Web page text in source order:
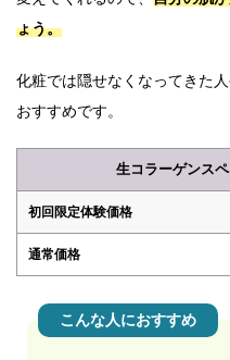
ょう。
化粧では隠せなくなってきた
おすすめです。
生コラーゲンス
初回限定体験価格
通常価格
こんな人におすすめ